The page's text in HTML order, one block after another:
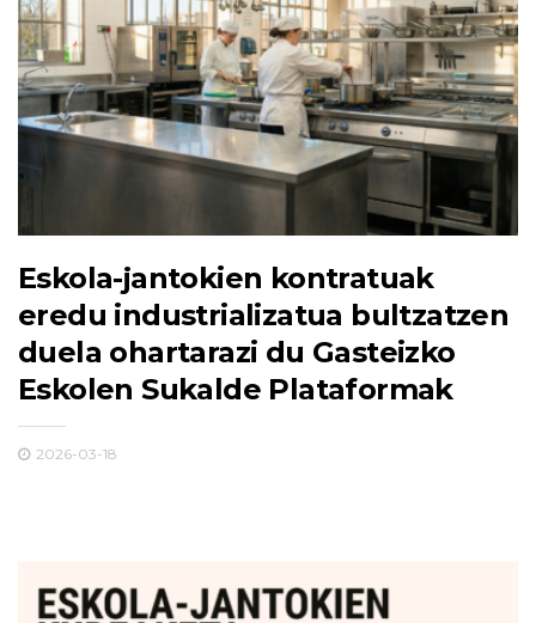
Eskola-jantokien kontratuak
eredu industrializatua bultzatzen
duela ohartarazi du Gasteizko
Eskolen Sukalde Plataformak
2026-03-18